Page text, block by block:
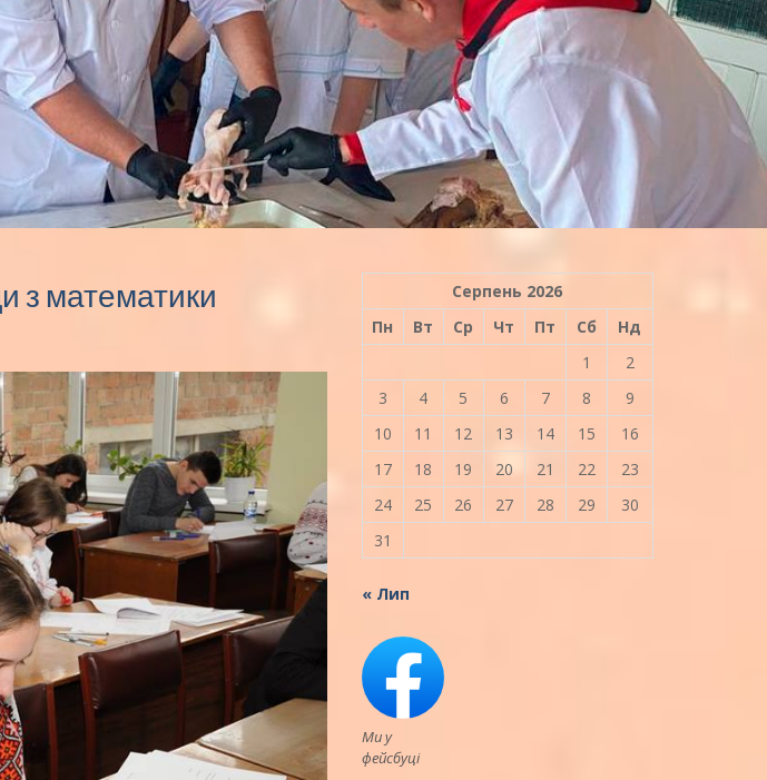
з математики
Серпень 2026
Пн
Вт Ср Чт Пт Сб
Нд
1
2
3
4 5 6 7 8
9
10
11 12 13 14 15
16
17
18 19 20 21 22
23
24
25 26 27 28 29
30
31
« Лип
Ми у
фейсбуці